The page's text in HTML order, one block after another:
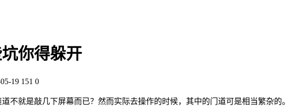
你得躲开
19 151 0
不就是敲几下屏幕而已？然而实际去操作的时候，其中的门道可是相当繁杂